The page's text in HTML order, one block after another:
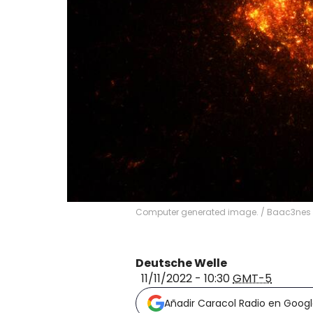
Computer generated image. / Baac3nes
Deutsche Welle
11/11/2022 - 10:30GMT-5
Añadir Caracol Radio en